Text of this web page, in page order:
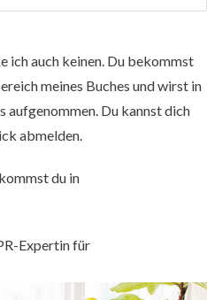
ich auch keinen. Du bekommst
meines Buches und wirst in
Du kannst dich
abmelden.
du in